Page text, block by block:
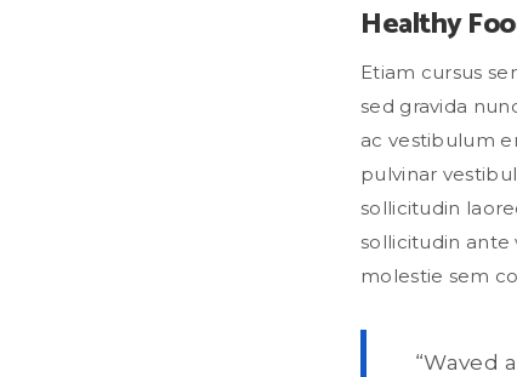
Healthy
Etiam cursus
sed gravida
ac vestibulum
pulvinar
sollicitudin
sollicitudin ante
molestie sem
“Waved